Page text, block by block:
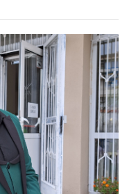
ЗА ПОЛЗВАНЕ
ЗА БИСКВИТКИТЕ
ЗА